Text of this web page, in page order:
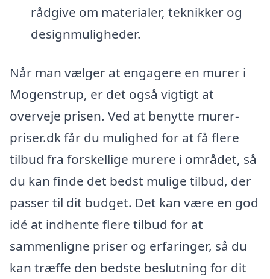
rådgive om materialer, teknikker og
designmuligheder.
Når man vælger at engagere en murer i
Mogenstrup, er det også vigtigt at
overveje prisen. Ved at benytte murer-
priser.dk får du mulighed for at få flere
tilbud fra forskellige murere i området, så
du kan finde det bedst mulige tilbud, der
passer til dit budget. Det kan være en god
idé at indhente flere tilbud for at
sammenligne priser og erfaringer, så du
kan træffe den bedste beslutning for dit